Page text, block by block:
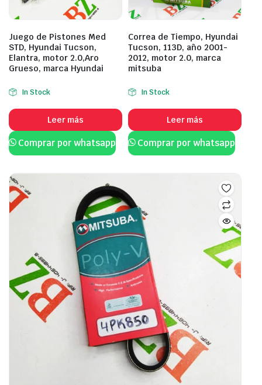
Juego de Pistones Med
STD, Hyundai Tucson,
Elantra, motor 2.0,Aro
Grueso, marca Hyundai
In Stock
Leer más
Comprar por whatsapp
Correa de Tiempo, Hyundai
Tucson, 113D, año 2001-
2012, motor 2.0, marca
mitsuba
In Stock
Leer más
Comprar por whatsapp